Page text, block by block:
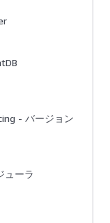
- バージョン
ューラ